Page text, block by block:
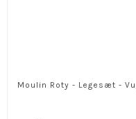
Moulin Roty - Legesæt -